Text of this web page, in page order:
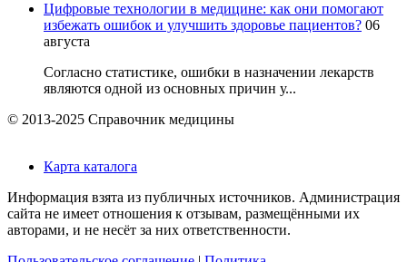
Цифровые технологии в медицине: как они помогают
избежать ошибок и улучшить здоровье пациентов? 06
августа
Согласно статистике, ошибки в назначении лекарств
являются одной из основных причин у...
© 2013-2025 Справочник медицины
Карта каталога
Информация взята из публичных источников. Администрация
сайта не имеет отношения к отзывам, размещёнными их
авторами, и не несёт за них ответственности.